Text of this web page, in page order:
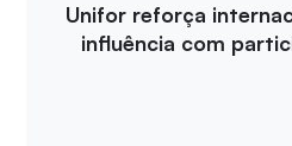
Unifor reforça
influência com